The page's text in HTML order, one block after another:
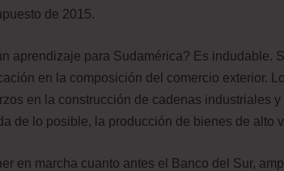
de 2015.
aprendizaje para Sudamérica? Es indudable.
en la composición del comercio exterior.
en la construcción de cadenas industriales
de lo posible, la producción de bienes de alto
en marcha cuanto antes el Banco del Sur,